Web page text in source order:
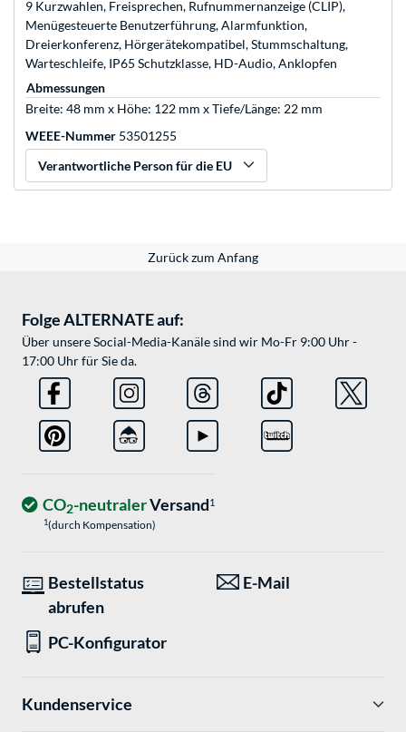
9 Kurzwahlen, Freisprechen, Rufnummernanzeige (CLIP),
Menügesteuerte Benutzerführung, Alarmfunktion,
Dreierkonferenz, Hörgerätekompatibel, Stummschaltung,
Warteschleife, IP65 Schutzklasse, HD-Audio, Anklopfen
Abmessungen
Breite: 48 mm x Höhe: 122 mm x Tiefe/Länge: 22 mm
WEEE-Nummer 53501255
Verantwortliche Person für die EU
Zurück zum Anfang
Folge ALTERNATE auf:
Über unsere Social-Media-Kanäle sind wir Mo-Fr 9:00 Uhr -
17:00 Uhr für Sie da.
CO2-neutralerVersand1
1(durch Kompensation)
Bestellstatus
abrufen
E-Mail
PC-Konfigurator
Kundenservice